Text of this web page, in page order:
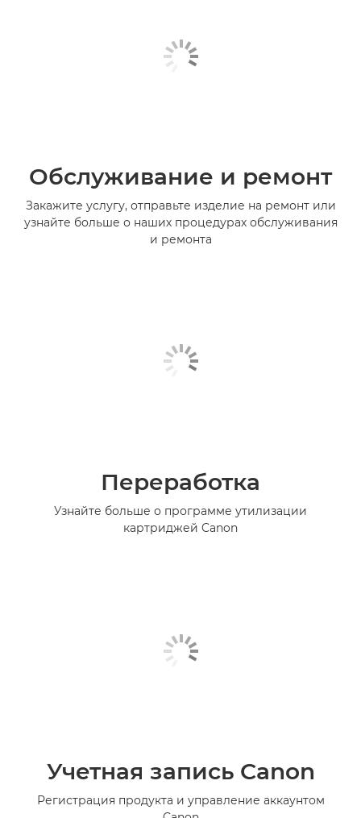
Обслуживание и ремонт
Закажите услугу, отправьте изделие на ремонт или
узнайте больше о наших процедурах обслуживания
и ремонта
Переработка
Узнайте больше о программе утилизации
картриджей Canon
Учетная запись Canon
Регистрация продукта и управление аккаунтом